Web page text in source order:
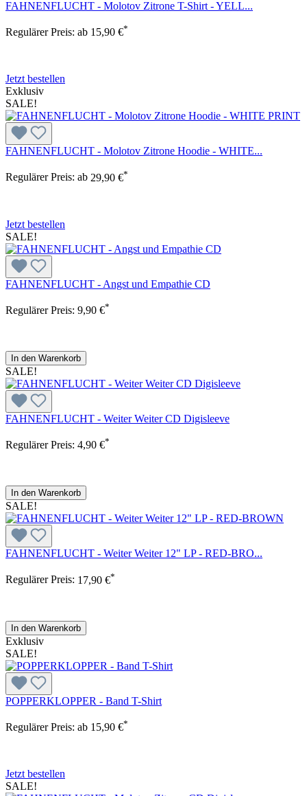
FAHNENFLUCHT - Molotov Zitrone T-Shirt - YELL...
Regulärer Preis: ab 15,90 €*
Jetzt bestellen
Exklusiv
SALE!
FAHNENFLUCHT - Molotov Zitrone Hoodie - WHITE...
Regulärer Preis: ab 29,90 €*
Jetzt bestellen
SALE!
FAHNENFLUCHT - Angst und Empathie CD
Regulärer Preis: 9,90 €*
In den Warenkorb
SALE!
FAHNENFLUCHT - Weiter Weiter CD Digisleeve
Regulärer Preis: 4,90 €*
In den Warenkorb
SALE!
FAHNENFLUCHT - Weiter Weiter 12" LP - RED-BRO...
Regulärer Preis: 17,90 €*
In den Warenkorb
Exklusiv
SALE!
POPPERKLOPPER - Band T-Shirt
Regulärer Preis: ab 15,90 €*
Jetzt bestellen
SALE!